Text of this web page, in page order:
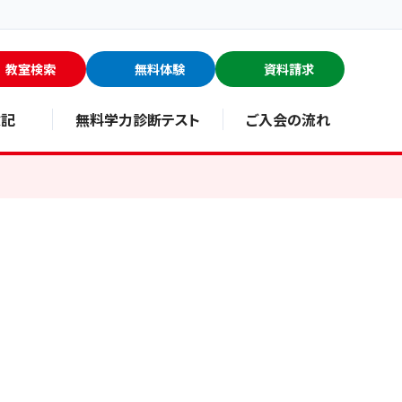
教室検索 無料体験 資料請求
無料学力診断テスト ご入会の流れ